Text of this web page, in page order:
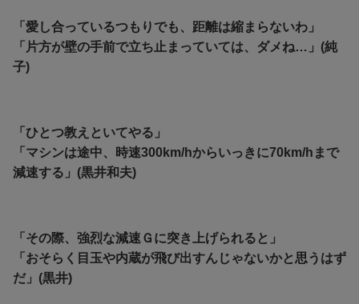
「愛し合っているつもりでも、距離は縮まらないわ」
「片方が壁の手前で立ち止まっていては、ダメね…」(純
子)
「ひとつ教えといてやる」
「マシンは途中、時速300km/hからいっきに70km/hまで
減速する」(黒井和夫)
「その際、強烈な減速Ｇに突き上げられると」
「おそらく目玉や内蔵が飛び出すんじゃないかと思うはず
だ」(黒井)